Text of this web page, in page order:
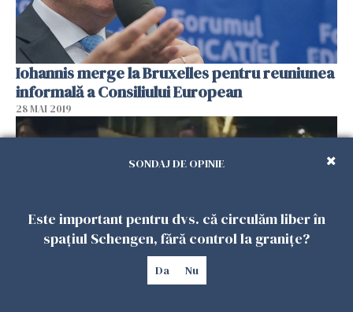
Iohannis merge la Bruxelles pentru reuniunea
informală a Consiliului European
28 MAI 2019
SONDAJ DE OPINIE
Este important pentru dvs. că circulăm liber în
spațiul Schengen, fără control la granițe?
Da Nu